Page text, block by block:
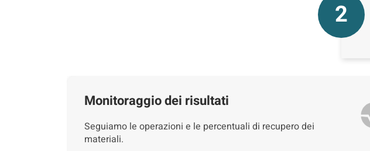
2
Monitoraggio dei risultati
Seguiamo le operazioni e le percentuali di recupero dei
materiali.